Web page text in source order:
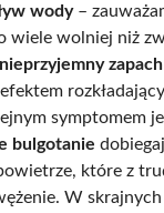
wody–
wiele wolniej niż
nieprzyjemny zapach
symptomem
bulgotanie
które z
W